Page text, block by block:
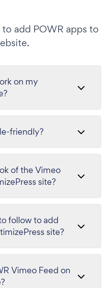
add POWR apps to
on my
friendly?
of the Vimeo
site?
follow to add
site?
Vimeo Feed on